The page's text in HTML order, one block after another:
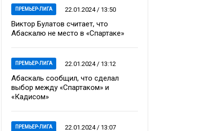
ПРЕМЬЕР-ЛИГА 22.01.2024 / 13:50
Виктор Булатов считает, что
Абаскалю не место в «Спартаке»
ПРЕМЬЕР-ЛИГА 22.01.2024 / 13:12
Абаскаль сообщил, что сделал
выбор между «Спартаком» и
«Кадисом»
ПРЕМЬЕР-ЛИГА 22.01.2024 / 13:07